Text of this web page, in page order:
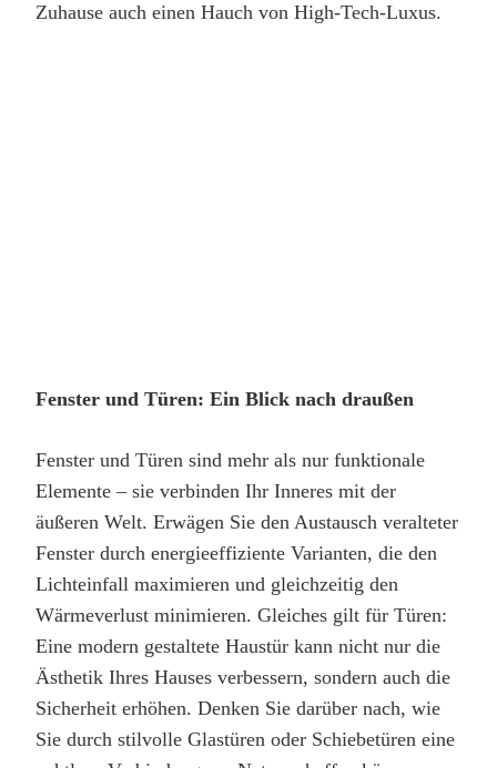
Zuhause auch einen Hauch von High-Tech-Luxus.
Fenster und Türen: Ein Blick nach draußen
Fenster und Türen sind mehr als nur funktionale
Elemente – sie verbinden Ihr Inneres mit der
äußeren Welt. Erwägen Sie den Austausch veralteter
Fenster durch energieeffiziente Varianten, die den
Lichteinfall maximieren und gleichzeitig den
Wärmeverlust minimieren. Gleiches gilt für Türen:
Eine modern gestaltete Haustür kann nicht nur die
Ästhetik Ihres Hauses verbessern, sondern auch die
Sicherheit erhöhen. Denken Sie darüber nach, wie
Sie durch stilvolle Glastüren oder Schiebetüren eine